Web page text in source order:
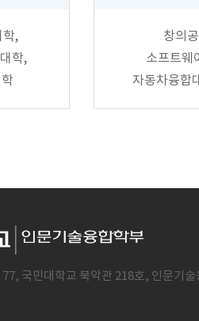
학,
학,
창의
소프트웨
자동차융합
77, 국민대학교 북악관 218호, 인문기